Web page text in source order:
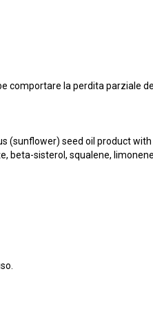
comportare la perdita parziale
(sunflower) seed oil product
beta-sisterol, squalene, limonene.